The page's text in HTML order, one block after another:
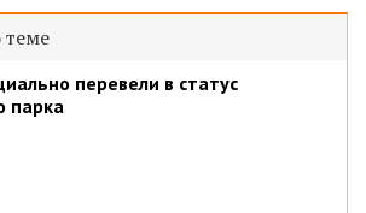
перевели в статус
парка